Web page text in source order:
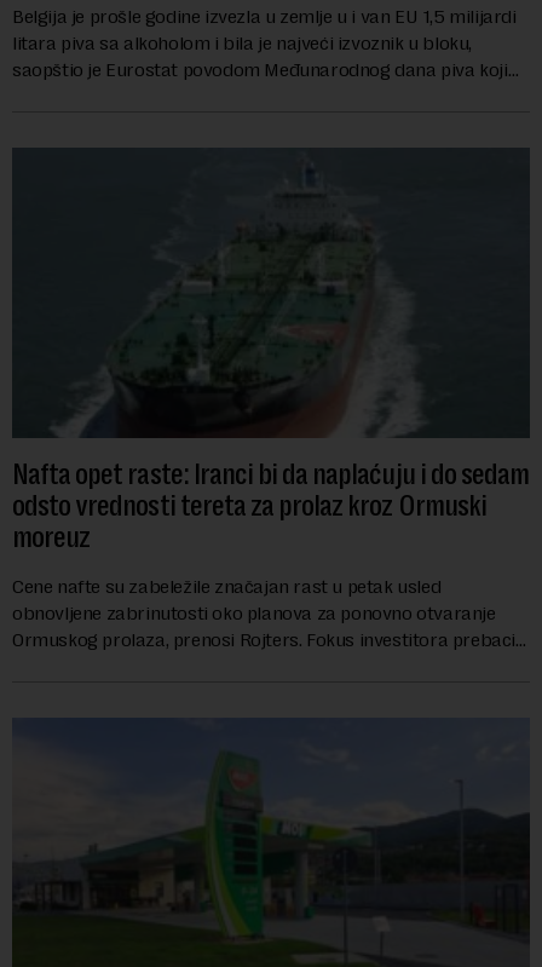
Belgija je prošle godine izvezla u zemlje u i van EU 1,5 milijardi
litara piva sa alkoholom i bila je najveći izvoznik u bloku,
saopštio je Eurostat povodom Međunarodnog dana piva koji
Nafta opet raste: Iranci bi da naplaćuju i do sedam
odsto vrednosti tereta za prolaz kroz Ormuski
moreuz
Cene nafte su zabeležile značajan rast u petak usled
obnovljene zabrinutosti oko planova za ponovno otvaranje
Ormuskog prolaza, prenosi Rojters. Fokus investitora prebacio